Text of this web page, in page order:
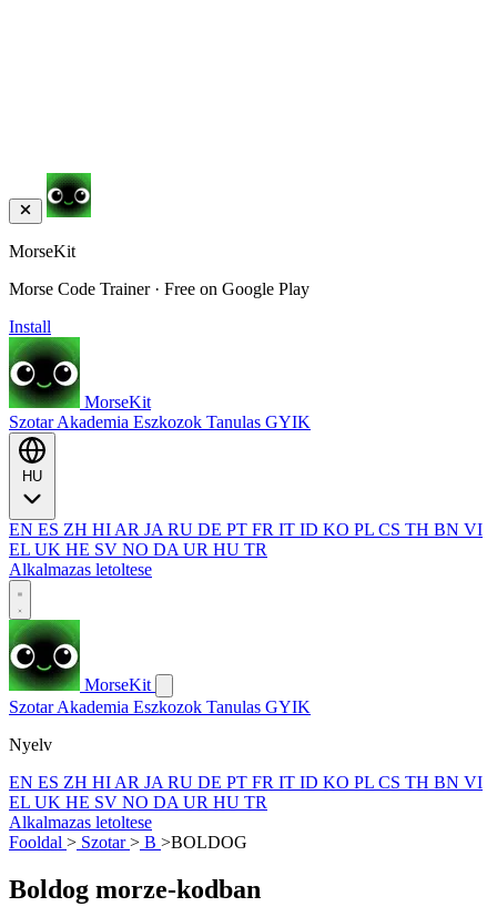
MorseKit
Morse Code Trainer · Free on Google Play
Install
MorseKit
SzotarAkademia Eszkozok Tanulas GYIK
EN ES ZH HI AR JA RU DE PT FR IT ID KO PL CS TH BN VI
EL UK HE SV NO DA UR HU TR
Alkalmazas letoltese
MorseKit
SzotarAkademia Eszkozok Tanulas GYIK
Nyelv
EN ES ZH HI AR JA RU DE PT FR IT ID KO PL CS TH BN VI
EL UK HE SV NO DA UR HU TR
Alkalmazas letoltese
Fooldal > Szotar> B >BOLDOG
Boldog morze-kodban